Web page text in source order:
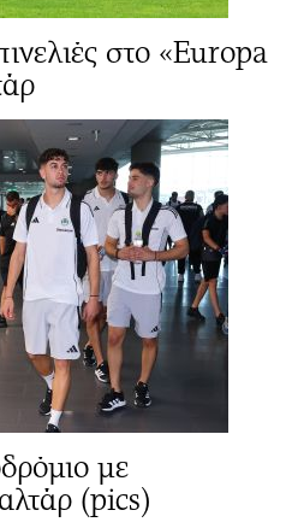
στο «Europa
με
(pics)